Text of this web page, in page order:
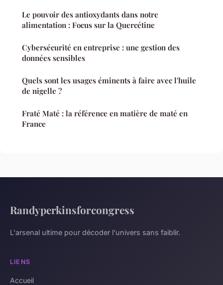
Le pouvoir des antioxydants dans notre
alimentation : Focus sur la Quercétine
Cybersécurité en entreprise : une gestion des
données sensibles
Quels sont les usages éminents à faire avec l'huile
de nigelle ?
Fraté Maté : la référence en matière de maté en
France
Randyperkinsforcongress
L'arsenal ultime pour décoder l'univers sans faiblir.
LIENS
Accueil